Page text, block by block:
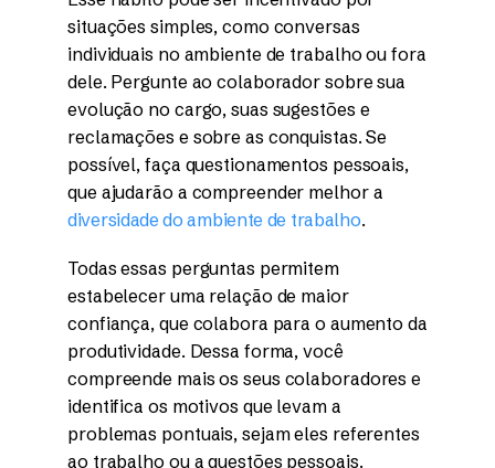
situações simples, como conversas
individuais no ambiente de trabalho ou fora
dele. Pergunte ao colaborador sobre sua
evolução no cargo, suas sugestões e
reclamações e sobre as conquistas. Se
possível, faça questionamentos pessoais,
que ajudarão a compreender melhor a
diversidade do ambiente de trabalho.
Todas essas perguntas permitem
estabelecer uma relação de maior
confiança, que colabora para o aumento da
produtividade. Dessa forma, você
compreende mais os seus colaboradores e
identifica os motivos que levam a
problemas pontuais, sejam eles referentes
ao trabalho ou a questões pessoais.